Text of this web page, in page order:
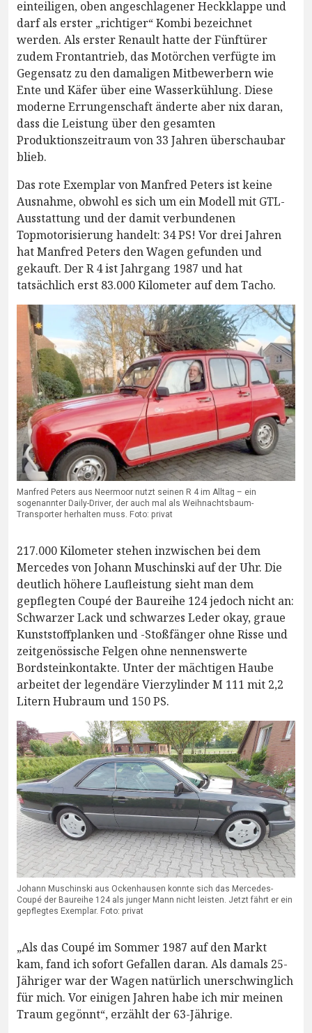
einteiligen, oben angeschlagener Heckklappe und
darf als erster „richtiger“ Kombi bezeichnet
werden. Als erster Renault hatte der Fünftürer
zudem Frontantrieb, das Motörchen verfügte im
Gegensatz zu den damaligen Mitbewerbern wie
Ente und Käfer über eine Wasserkühlung. Diese
moderne Errungenschaft änderte aber nix daran,
dass die Leistung über den gesamten
Produktionszeitraum von 33 Jahren überschaubar
blieb.
Das rote Exemplar von Manfred Peters ist keine
Ausnahme, obwohl es sich um ein Modell mit GTL-
Ausstattung und der damit verbundenen
Topmotorisierung handelt: 34 PS! Vor drei Jahren
hat Manfred Peters den Wagen gefunden und
gekauft. Der R 4 ist Jahrgang 1987 und hat
tatsächlich erst 83.000 Kilometer auf dem Tacho.
Manfred Peters aus Neermoor nutzt seinen R 4 im Alltag – ein
sogenannter Daily-Driver, der auch mal als Weihnachtsbaum-
Transporter herhalten muss. Foto: privat
217.000 Kilometer stehen inzwischen bei dem
Mercedes von Johann Muschinski auf der Uhr. Die
deutlich höhere Laufleistung sieht man dem
gepflegten Coupé der Baureihe 124 jedoch nicht an:
Schwarzer Lack und schwarzes Leder okay, graue
Kunststoffplanken und -Stoßfänger ohne Risse und
zeitgenössische Felgen ohne nennenswerte
Bordsteinkontakte. Unter der mächtigen Haube
arbeitet der legendäre Vierzylinder M 111 mit 2,2
Litern Hubraum und 150 PS.
Johann Muschinski aus Ockenhausen konnte sich das Mercedes-
Coupé der Baureihe 124 als junger Mann nicht leisten. Jetzt fährt er ein
gepflegtes Exemplar. Foto: privat
„Als das Coupé im Sommer 1987 auf den Markt
kam, fand ich sofort Gefallen daran. Als damals 25-
Jähriger war der Wagen natürlich unerschwinglich
für mich. Vor einigen Jahren habe ich mir meinen
Traum gegönnt“, erzählt der 63-Jährige.